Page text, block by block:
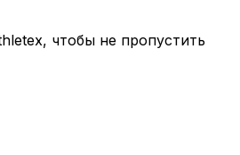
чтобы не пропустить